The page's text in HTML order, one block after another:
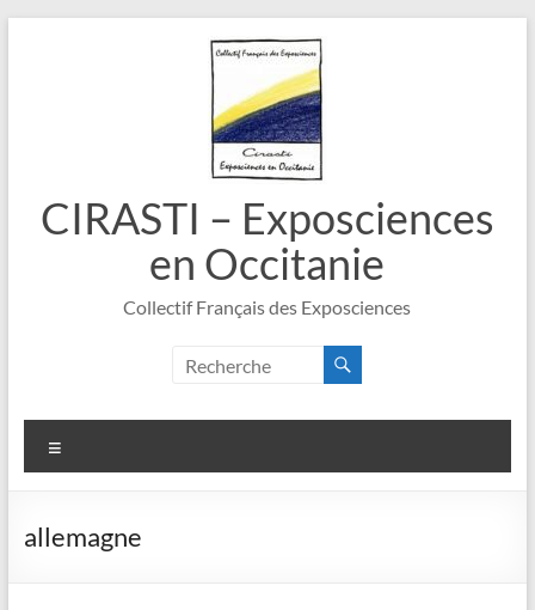
CIRASTI – Exposciences
en Occitanie
Collectif Français des Exposciences
allemagne